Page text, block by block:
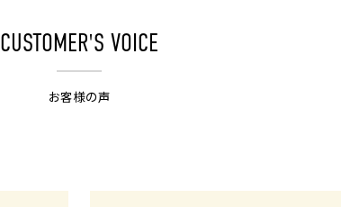
CUSTOMER'S VOICE
お客様の声